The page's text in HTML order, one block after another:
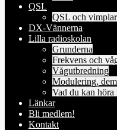
QSL
QSL och vimplar
DX-Vännerna
Lilla radioskolan
Grunderna
Frekvens och
Vågutbredning
Modulering,
Vad du kan höra
Länkar
Bli medlem!
Kontakt